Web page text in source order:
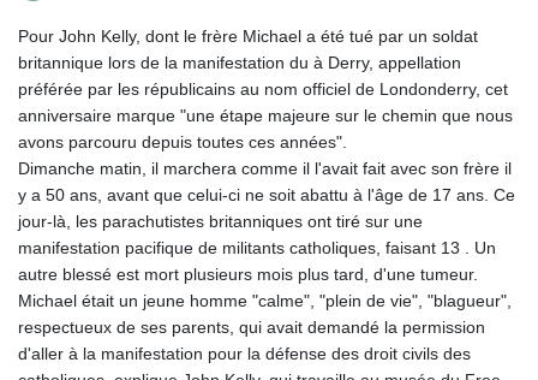
Pour John Kelly, dont le frère Michael a été tué par un soldat
britannique lors de la manifestation du à Derry, appellation
préférée par les républicains au nom officiel de Londonderry, cet
anniversaire marque "une étape majeure sur le chemin que nous
avons parcouru depuis toutes ces années".
Dimanche matin, il marchera comme il l'avait fait avec son frère il
y a 50 ans, avant que celui-ci ne soit abattu à l'âge de 17 ans. Ce
jour-là, les parachutistes britanniques ont tiré sur une
manifestation pacifique de militants catholiques, faisant 13 . Un
autre blessé est mort plusieurs mois plus tard, d'une tumeur.
Michael était un jeune homme "calme", "plein de vie", "blagueur",
respectueux de ses parents, qui avait demandé la permission
d'aller à la manifestation pour la défense des droit civils des